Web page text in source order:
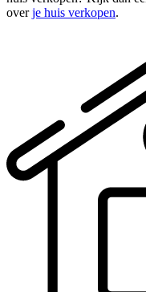
overje huis verkopen.